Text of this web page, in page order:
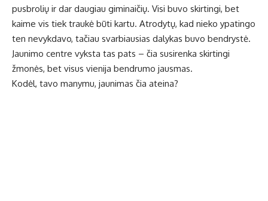
pusbrolių ir dar daugiau giminaičių. Visi buvo skirtingi, bet
kaime vis tiek traukė būti kartu. Atrodytų, kad nieko ypatingo
ten nevykdavo, tačiau svarbiausias dalykas buvo bendrystė.
Jaunimo centre vyksta tas pats – čia susirenka skirtingi
žmonės, bet visus vienija bendrumo jausmas.
Kodėl, tavo manymu, jaunimas čia ateina?